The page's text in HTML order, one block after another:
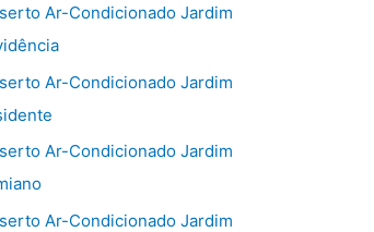
Ar-Condicionado Jardim
Ar-Condicionado Jardim
Ar-Condicionado Jardim
Ar-Condicionado Jardim